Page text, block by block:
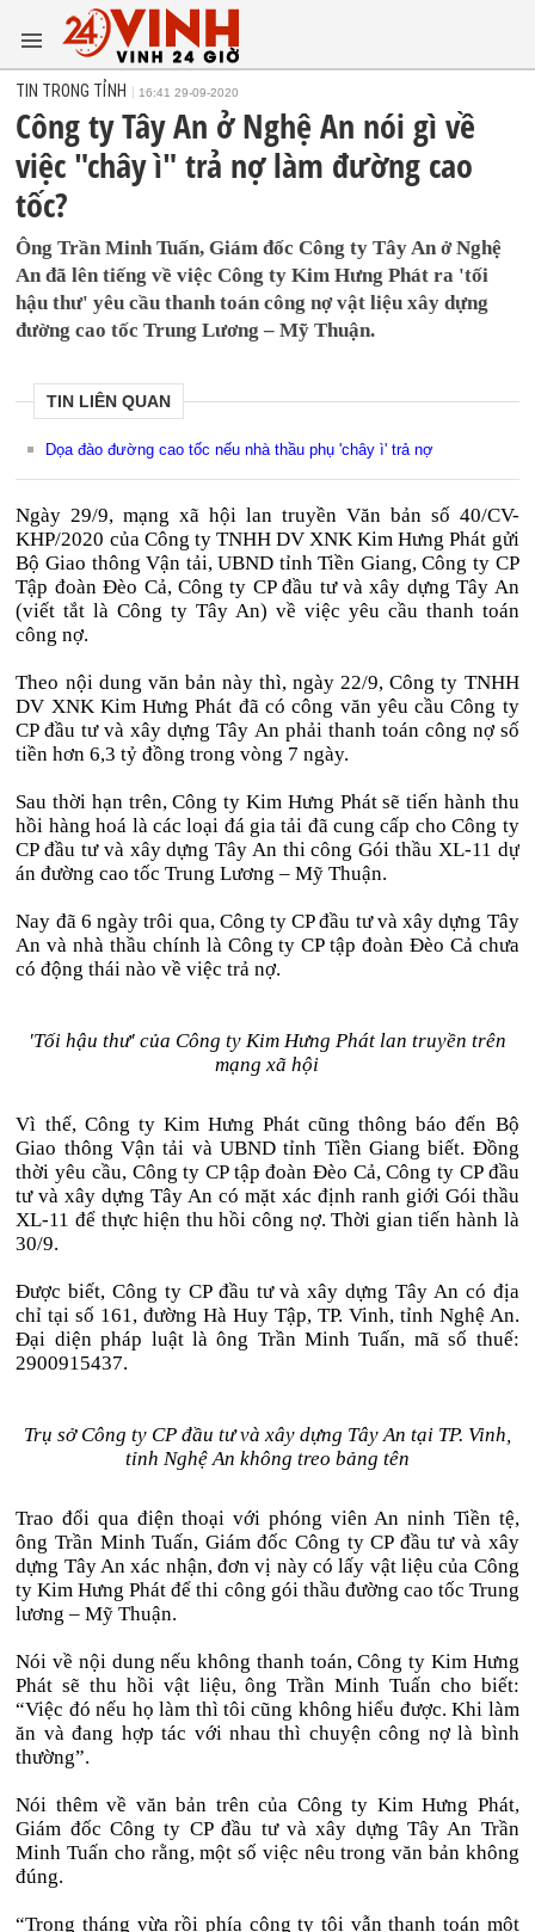
TIN TRONG TỈNH 16:41 29-09-2020
Công ty Tây An ở Nghệ An nói gì về
việc "chây ì" trả nợ làm đường cao
tốc?
Ông Trần Minh Tuấn, Giám đốc Công ty Tây An ở Nghệ
An đã lên tiếng về việc Công ty Kim Hưng Phát ra 'tối
hậu thư' yêu cầu thanh toán công nợ vật liệu xây dựng
đường cao tốc Trung Lương – Mỹ Thuận.
TIN LIÊN QUAN
Dọa đào đường cao tốc nếu nhà thầu phụ 'chây ì' trả nợ
Ngày 29/9, mạng xã hội lan truyền Văn bản số 40/CV-
KHP/2020 của Công ty TNHH DV XNK Kim Hưng Phát gửi
Bộ Giao thông Vận tải, UBND tỉnh Tiền Giang, Công ty CP
Tập đoàn Đèo Cả, Công ty CP đầu tư và xây dựng Tây An
(viết tắt là Công ty Tây An) về việc yêu cầu thanh toán
công nợ.
Theo nội dung văn bản này thì, ngày 22/9, Công ty TNHH
DV XNK Kim Hưng Phát đã có công văn yêu cầu Công ty
CP đầu tư và xây dựng Tây An phải thanh toán công nợ số
tiền hơn 6,3 tỷ đồng trong vòng 7 ngày.
Sau thời hạn trên, Công ty Kim Hưng Phát sẽ tiến hành thu
hồi hàng hoá là các loại đá gia tải đã cung cấp cho Công ty
CP đầu tư và xây dựng Tây An thi công Gói thầu XL-11 dự
án đường cao tốc Trung Lương – Mỹ Thuận.
Nay đã 6 ngày trôi qua, Công ty CP đầu tư và xây dựng Tây
An và nhà thầu chính là Công ty CP tập đoàn Đèo Cả chưa
có động thái nào về việc trả nợ.
'Tối hậu thư' của Công ty Kim Hưng Phát lan truyền trên
mạng xã hội
Vì thế, Công ty Kim Hưng Phát cũng thông báo đến Bộ
Giao thông Vận tải và UBND tỉnh Tiền Giang biết. Đồng
thời yêu cầu, Công ty CP tập đoàn Đèo Cả, Công ty CP đầu
tư và xây dựng Tây An có mặt xác định ranh giới Gói thầu
XL-11 để thực hiện thu hồi công nợ. Thời gian tiến hành là
30/9.
Được biết, Công ty CP đầu tư và xây dựng Tây An có địa
chỉ tại số 161, đường Hà Huy Tập, TP. Vinh, tỉnh Nghệ An.
Đại diện pháp luật là ông Trần Minh Tuấn, mã số thuế:
2900915437.
Trụ sở Công ty CP đầu tư và xây dựng Tây An tại TP. Vinh,
tỉnh Nghệ An không treo bảng tên
Trao đổi qua điện thoại với phóng viên An ninh Tiền tệ,
ông Trần Minh Tuấn, Giám đốc Công ty CP đầu tư và xây
dựng Tây An xác nhận, đơn vị này có lấy vật liệu của Công
ty Kim Hưng Phát để thi công gói thầu đường cao tốc Trung
lương – Mỹ Thuận.
Nói về nội dung nếu không thanh toán, Công ty Kim Hưng
Phát sẽ thu hồi vật liệu, ông Trần Minh Tuấn cho biết:
“Việc đó nếu họ làm thì tôi cũng không hiểu được. Khi làm
ăn và đang hợp tác với nhau thì chuyện công nợ là bình
thường”.
Nói thêm về văn bản trên của Công ty Kim Hưng Phát,
Giám đốc Công ty CP đầu tư và xây dựng Tây An Trần
Minh Tuấn cho rằng, một số việc nêu trong văn bản không
đúng.
“Trong tháng vừa rồi phía công ty tôi vẫn thanh toán một